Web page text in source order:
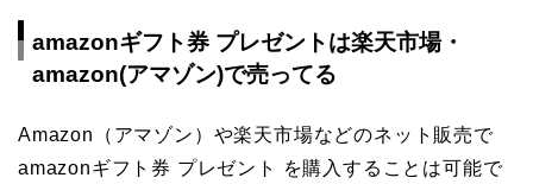
amazonギフト券 プレゼントは楽天市場・
amazon(アマゾン)で売ってる
Amazon（アマゾン）や楽天市場などのネット販売で
amazonギフト券 プレゼント を購入することは可能で